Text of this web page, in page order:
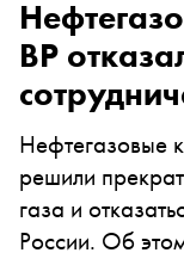
BP
Нефтегазовые
решили
газа и
России. Об